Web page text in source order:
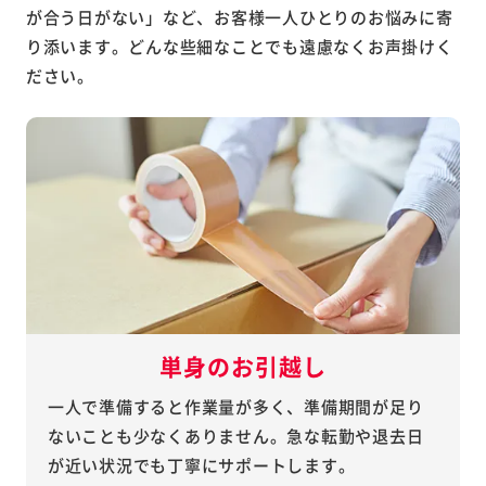
が合う日がない」など、お客様一人ひとりのお悩みに寄
り添います。どんな些細なことでも遠慮なくお声掛けく
ださい。
単身のお引越し
一人で準備すると作業量が多く、準備期間が足り
ないことも少なくありません。急な転勤や退去日
が近い状況でも丁寧にサポートします。